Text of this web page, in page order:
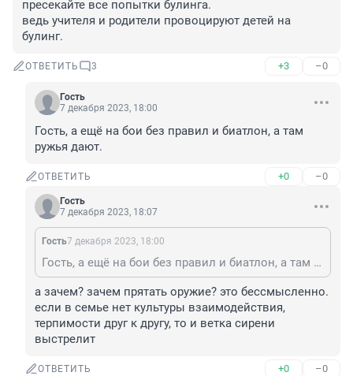
пресекайте все попытки булинга.
ведь учителя и родители провоцируют детей на
булинг.
ОТВЕТИТЬ 3 +3 –0
Гость
7 декабря 2023, 18:00
Гость, а ещё на бои без правил и биатлон, а там
ружья дают.
ОТВЕТИТЬ +0 –0
Гость
7 декабря 2023, 18:07
Гость7 декабря 2023, 18:00
Гость, а ещё на бои без правил и биатлон, а там ружья дают.
а зачем? зачем прятать оружие? это бессмысленно.
если в семье нет культуры взаимодействия,
терпимости друг к другу, то и ветка сирени
выстрелит
ОТВЕТИТЬ +0 –0